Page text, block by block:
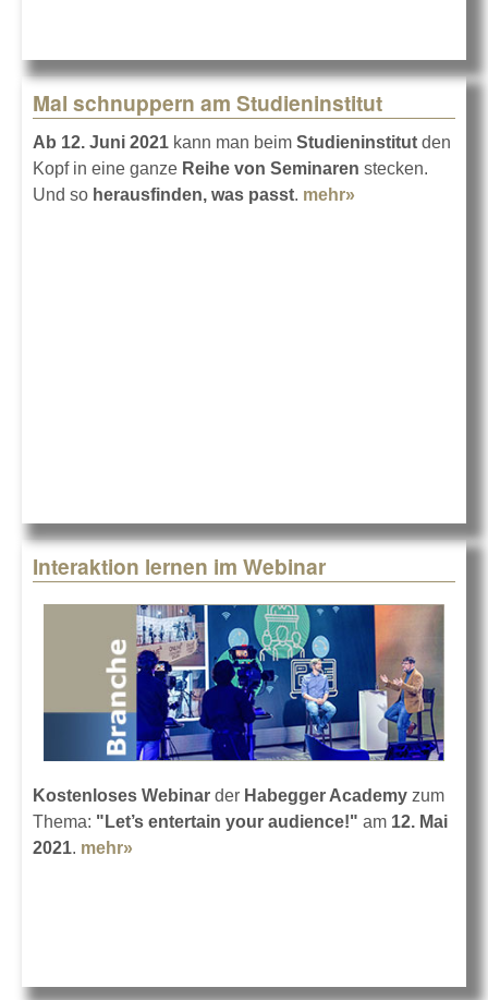
Mal schnuppern am Studieninstitut
Ab 12. Juni 2021 kann man beim Studieninstitut den
Kopf in eine ganze Reihe von Seminaren stecken.
Und so herausfinden, was passt. mehr»
Interaktion lernen im Webinar
Kostenloses Webinar der Habegger Academy zum
Thema: "Let’s entertain your audience!" am 12. Mai
2021. mehr»